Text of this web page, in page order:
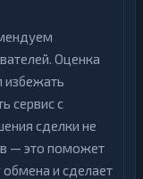
Оценка
избежать
сервис с
сделки не
— это поможет
обмена и сделает